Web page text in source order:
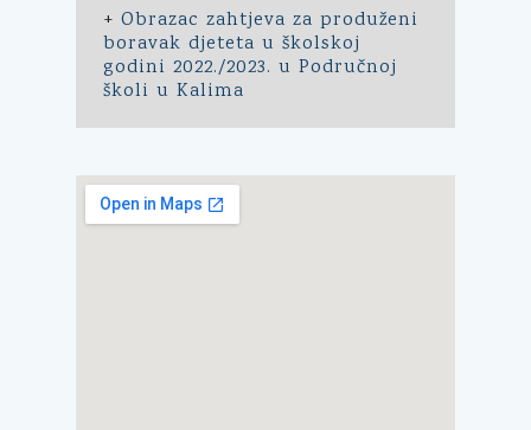
+ Obrazac zahtjeva za produženi
boravak djeteta u školskoj
godini 2022./2023. u Područnoj
školi u Kalima